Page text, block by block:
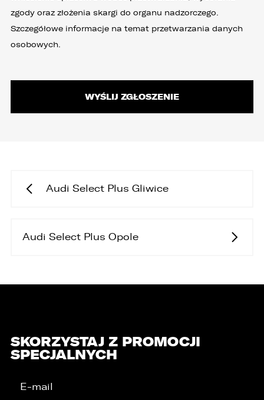
zgody oraz złożenia skargi do organu nadzorczego.
Szczegółowe informacje na temat przetwarzania danych
osobowych.
Audi Select Plus Gliwice
Audi Select Plus Opole
SKORZYSTAJ Z PROMOCJI
SPECJALNYCH